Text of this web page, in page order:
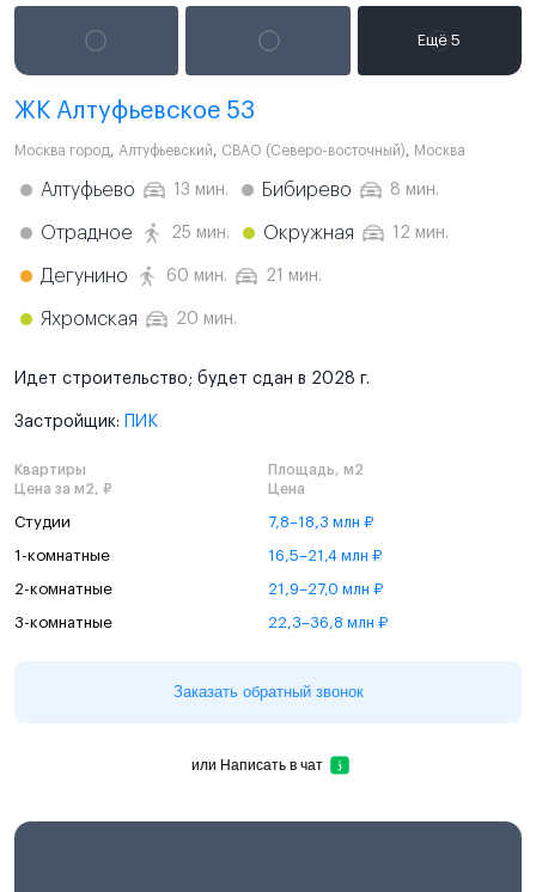
ЖК Алтуфьевское 53
Москва город, Алтуфьевский, СВАО (Северо-восточный), Москва
Алтуфьево 13 мин. Бибирево 8 мин.
Отрадное 25 мин. Окружная 12 мин.
Дегунино 60 мин. 21 мин.
Яхромская 20 мин.
Идет строительство; будет сдан в 2028 г.
Застройщик: ПИК
Квартиры
Площадь, м2
Цена за м2, ₽
Цена
Студии 7,8–18,3 млн ₽
1-комнатные 16,5–21,4 млн ₽
2-комнатные 21,9–27,0 млн ₽
3-комнатные 22,3–36,8 млн ₽
Заказать обратный звонок
или Написать в чат